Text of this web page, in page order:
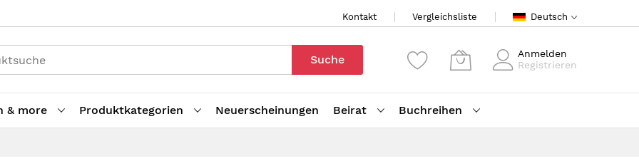
Kontakt Vergleichsliste Deutsch
Suche
Anmelden
Registrieren
& more Produktkategorien Neuerscheinungen Beirat Buchreihen